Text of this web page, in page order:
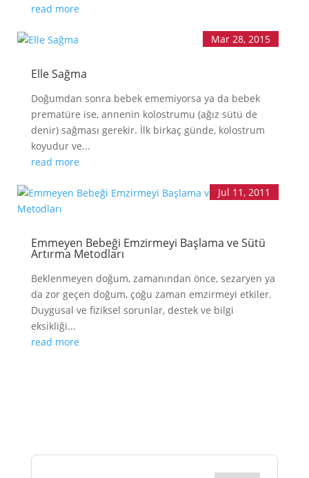
read more
Elle Sağma
Mar 28, 2015
Doğumdan sonra bebek ememiyorsa ya da bebek
prematüre ise, annenin kolostrumu (ağız sütü de
denir) sağması gerekir. İlk birkaç günde, kolostrum
koyudur ve...
read more
Emmeyen Bebeği Emzirmeyi Başlama ve Sütü
Artırma Metodları
Jul 11, 2011
Beklenmeyen doğum, zamanından önce, sezaryen ya
da zor geçen doğum, çoğu zaman emzirmeyi etkiler.
Duygusal ve fiziksel sorunlar, destek ve bilgi
eksikliği...
read more